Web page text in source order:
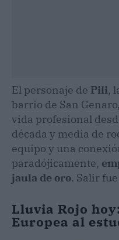
El personaje de Pili,
barrio de San
vida profesional
década y media de
equipo y una
paradójicamente,
jaula de oro. Salir
Lluvia Rojo
Europea al